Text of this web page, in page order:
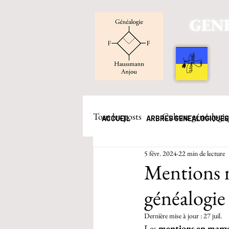
Tous les posts Culture
Mentions
généalogie
5 févr. 2024 22 min de lecture
Dernière mise à jour :27 juil.
ACCUEIL ARBRES GENEALOGIQUES